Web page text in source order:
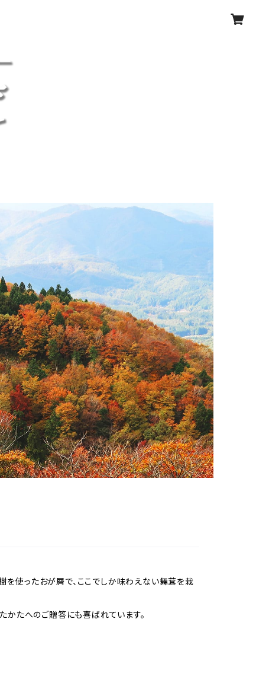
使ったおが屑で、ここでしか味わえない舞茸を栽
かたへのご贈答にも喜ばれています。